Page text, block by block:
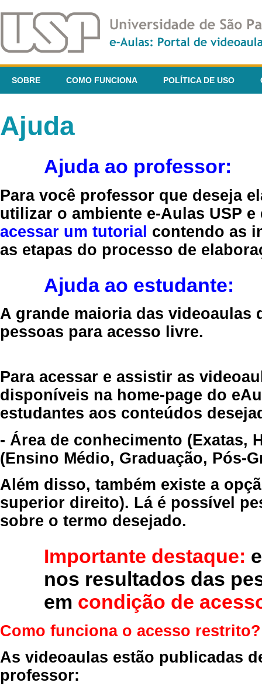
SOBRE COMO FUNCIONA POLÍTICA DE USO
Ajuda
Ajuda ao professor:
Para você professor que deseja
utilizar o ambiente e-Aulas USP
acessar um tutorial contendo as
as etapas do processo de
Ajuda ao estudante:
A grande maioria das videoaulas
pessoas para acesso livre.
Para acessar e assistir as
disponíveis na home-page do
estudantes aos conteúdos
- Área de conhecimento (Exatas,
(Ensino Médio, Graduação, Pós-
Além disso, também existe a
superior direito). Lá é possível
sobre o termo desejado.
Importante destaque:
nos resultados das
em condição de
Como funciona o acesso restrito?
As videoaulas estão publicadas
professor: